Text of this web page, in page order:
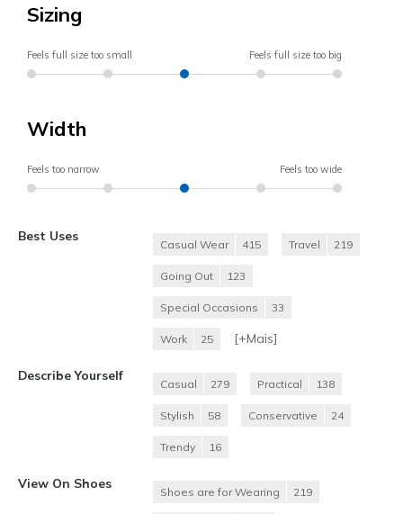
Sizing
Feels full size too small Feels full size too big
Width
Feels too narrow Feels too wide
Best Uses
Casual Wear 415 Travel 219
Going Out 123
Special Occasions 33
Work 25 [+Mais]
Describe Yourself
Casual 279 Practical 138
Stylish 58 Conservative 24
Trendy 16
View On Shoes
Shoes are for Wearing 219